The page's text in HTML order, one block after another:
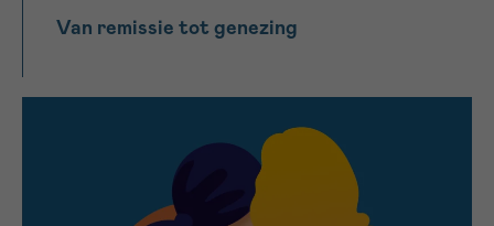
Van remissie tot genezing